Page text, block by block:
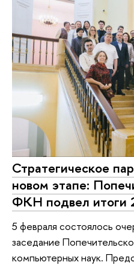
Стратегическое
новом этапе:
ФКН подвел итоги
5 февраля состоялось
заседание
компьютерных наук.